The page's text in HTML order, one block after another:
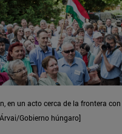
en un acto cerca de la frontera
Gobierno húngaro]